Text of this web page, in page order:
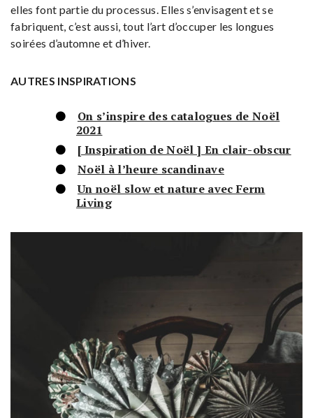
elles font partie du processus. Elles s’envisagent et se
fabriquent, c’est aussi, tout l’art d’occuper les longues
soirées d’automne et d’hiver.
AUTRES INSPIRATIONS
On s’inspire des catalogues de Noël
2021
[ Inspiration de Noël ] En clair-obscur
Noël à l’heure scandinave
Un noël slow et nature avec Ferm
Living